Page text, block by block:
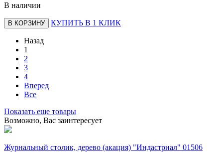
В наличии
В КОРЗИНУ КУПИТЬ В 1 КЛИК
Назад
1
2
3
4
Вперед
Все
Показать еще товары
Возможно, Вас заинтересует
Журнальный столик, дерево (акация) "Индастриал" 01506